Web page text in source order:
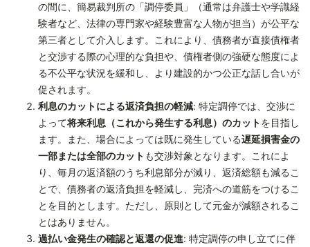
の間に、簡易裁判所の「調停委員」（通常は弁護士や学識経
験者など、法律の専門家や経験豊富な人物が担当）が公平な
第三者として介入します。これにより、債務者が直接債権者
と交渉する際の心理的な負担や、債権者側の強硬な態度によ
る不公平な状況を緩和し、より建設的かつ公正な話し合いが
促されます。
利息のカットによる返済負担の軽減: 特定調停では、交渉に
よって将来利息（これから発生する利息）のカットを目指し
ます。また、場合によっては既に発生している遅延損害金の
一部または全部のカット も交渉対象となります。これによ
り、毎月の返済額のうち利息部分が減り、返済総額も減るこ
とで、債務者の返済負担を軽減し、完済への道筋をつけるこ
とを目的とします。ただし、原則として元金が減額されるこ
とはありません。
過払い金発生の確認と返還の促進: 特定調停の申し立てに伴